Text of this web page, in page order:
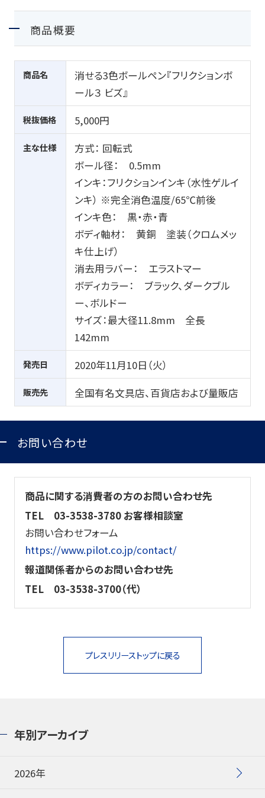
商品概要
商品名
消せる3色ボールペン『フリクションボ
ール３ ビズ』
税抜価格 5,000円
主な仕様
方式： 回転式
ボール径： 0.5mm
インキ：フリクションインキ（水性ゲルイ
ンキ） ※完全消色温度/65℃前後
インキ色： 黒・赤・青
ボディ軸材： 黄銅 塗装（クロムメッ
キ仕上げ）
消去用ラバー： エラストマー
ボディカラー： ブラック、ダークブル
ー、ボルドー
サイズ：最大径11.8mm 全長
142mm
発売日 2020年11月10日（火）
販売先 全国有名文具店、百貨店および量販店
お問い合わせ
商品に関する消費者の方のお問い合わせ先
TEL03-3538-3780 お客様相談室
お問い合わせフォーム
https://www.pilot.co.jp/contact/
報道関係者からのお問い合わせ先
TEL03-3538-3700（代）
プレスリリーストップに戻る
年別アーカイブ
2026年